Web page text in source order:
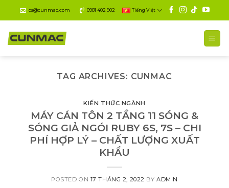
to
content
cs@cunmac.com 0981 402 902 Tiếng Việt
TAG ARCHIVES: CUNMAC
KIẾN THỨC NGÀNH
MÁY CÁN TÔN 2 TẦNG 11 SÓNG &
SÓNG GIẢ NGÓI RUBY 6S, 7S – CHI
PHÍ HỢP LÝ – CHẤT LƯỢNG XUẤT
KHẨU
POSTED ON 17 THÁNG 2, 2022 BY ADMIN